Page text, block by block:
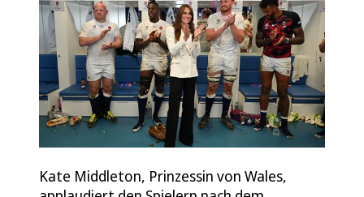
Kate Middleton, Prinzessin von Wales,